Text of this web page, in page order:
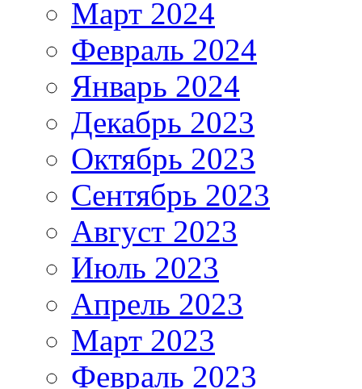
Март 2024
Февраль 2024
Январь 2024
Декабрь 2023
Октябрь 2023
Сентябрь 2023
Август 2023
Июль 2023
Апрель 2023
Март 2023
Февраль 2023